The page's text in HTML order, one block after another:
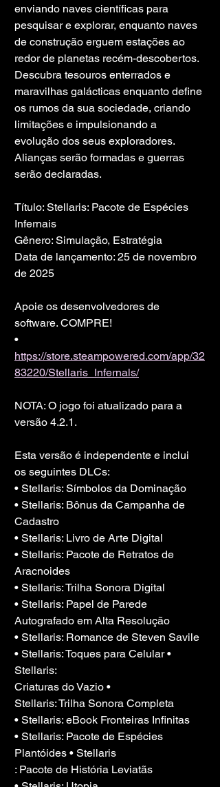
enviando naves científicas para
pesquisar e explorar, enquanto naves
de construção erguem estações ao
redor de planetas recém-descobertos.
Descubra tesouros enterrados e
maravilhas galácticas enquanto define
os rumos da sua sociedade, criando
limitações e impulsionando a
evolução dos seus exploradores.
Alianças serão formadas e guerras
serão declaradas.
Título: Stellaris: Pacote de Espécies
Infernais
Gênero: Simulação, Estratégia
Data de lançamento: 25 de novembro
de 2025
Apoie os desenvolvedores de
software. COMPRE!
•
https://store.steampowered.com/app/32
83220/Stellaris_Infernals/
NOTA: O jogo foi atualizado para a
versão 4.2.1.
Esta versão é independente e inclui
os seguintes DLCs:
• Stellaris: Símbolos da Dominação
• Stellaris: Bônus da Campanha de
Cadastro
• Stellaris: Livro de Arte Digital
• Stellaris: Pacote de Retratos de
Aracnoides
• Stellaris: Trilha Sonora Digital
• Stellaris: Papel de Parede
Autografado em Alta Resolução
• Stellaris: Romance de Steven Savile
• Stellaris: Toques para Celular •
Stellaris:
Criaturas do Vazio •
Stellaris: Trilha Sonora Completa
• Stellaris: eBook Fronteiras Infinitas
• Stellaris: Pacote de Espécies
Plantóides • Stellaris
: Pacote de História Leviatãs